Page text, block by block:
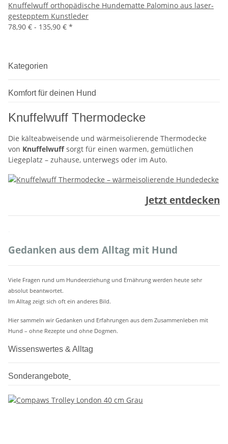
Knuffelwuff orthopädische Hundematte Palomino aus laser-
gestepptem Kunstleder
78,90 € - 135,90 € *
Kategorien
Komfort für deinen Hund
Knuffelwuff Thermodecke
Die kälteabweisende und wärmeisolierende Thermodecke
von Knuffelwuffsorgt für einen warmen, gemütlichen
Liegeplatz – zuhause, unterwegs oder im Auto.
Jetzt entdecken
Gedanken aus dem Alltag mit Hund
Viele Fragen rund um Hundeerziehung und Ernährung werden heute sehr
absolut beantwortet.
Im Alltag zeigt sich oft ein anderes Bild.
Hier sammeln wir Gedanken und Erfahrungen aus dem Zusammenleben mit
Hund – ohne Rezepte und ohne Dogmen.
Wissenswertes & Alltag
Sonderangebote